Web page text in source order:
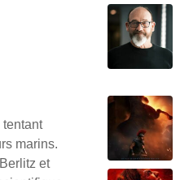
tentant
marins.
et